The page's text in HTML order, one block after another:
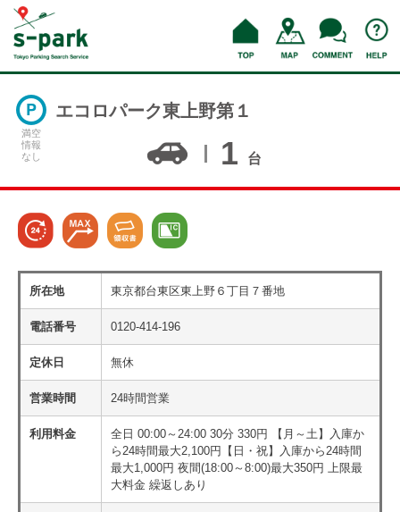
満空
情報
なし
エコロパーク東上野第１
1 台
所在地 東京都台東区東上野６丁目７番地
電話番号 0120-414-196
定休日 無休
営業時間 24時間営業
利用料金
全日 00:00～24:00 30分 330円 【月～土】入庫か
ら24時間最大2,100円【日・祝】入庫から24時間
最大1,000円 夜間(18:00～8:00)最大350円 上限最
大料金 繰返しあり